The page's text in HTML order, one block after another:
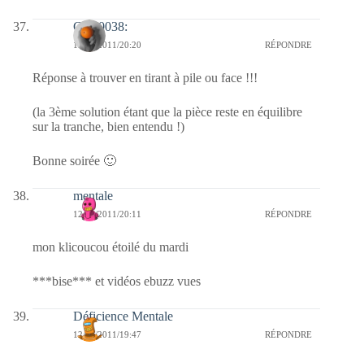
Clo :0038:
12/04/2011/20:20 RÉPONDRE
Réponse à trouver en tirant à pile ou face !!!
(la 3ème solution étant que la pièce reste en équilibre
sur la tranche, bien entendu !)
Bonne soirée 🙂
mentale
12/04/2011/20:11 RÉPONDRE
mon klicoucou étoilé du mardi
***bise*** et vidéos ebuzz vues
Déficience Mentale
12/04/2011/19:47 RÉPONDRE